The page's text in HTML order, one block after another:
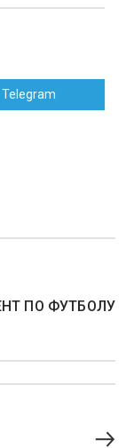
Telegram
ПО ФУТБОЛУ